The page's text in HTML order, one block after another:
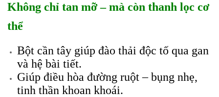
Không chỉ tan mỡ – mà còn thanh lọc cơ
thể
Bột cần tây giúp đào thải độc tố qua gan
và hệ bài tiết.
Giúp điều hòa đường ruột – bụng nhẹ,
tinh thần khoan khoái.